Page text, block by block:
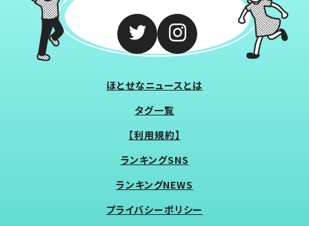
ほとせなニュースとは
タグ一覧
【利用規約】
ランキングSNS
ランキングNEWS
プライバシーポリシー